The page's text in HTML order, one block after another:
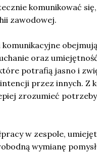
komunikować
zawodowej.
oraz
potrafią jasno i
przez innych. Z
zrozumieć
w zespole,
wymianę